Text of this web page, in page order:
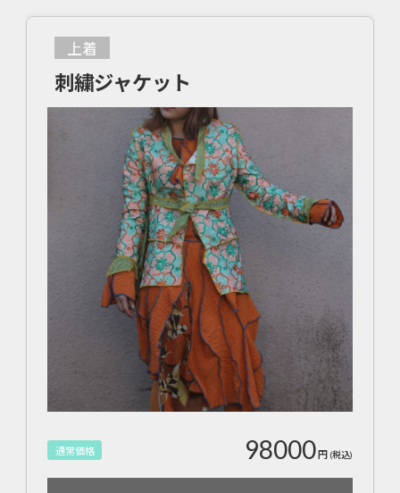
上着
刺繍ジャケット
通常価格 98000円 (税込)